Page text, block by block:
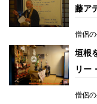
藤ア
僧侶
垣根
リー
僧侶